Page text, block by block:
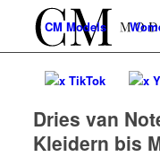
CMModels
x TikTok x
Dries van
Kleidern bis